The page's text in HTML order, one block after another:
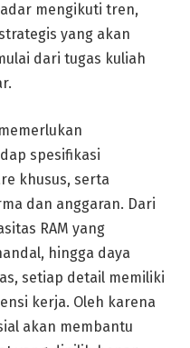
mengikuti tren,
yang akan
dari tugas kuliah
spesifikasi
khusus, serta
dan anggaran. Dari
RAM yang
hingga daya
setiap detail memiliki
kerja. Oleh karena
akan membantu